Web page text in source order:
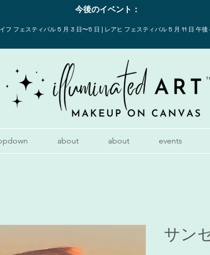
今後のイベント：
フ フェスティバル 5 月 3 日〜5 日 | レアヒ フェスティバル 5 月 11 日 午後
about about events
サン